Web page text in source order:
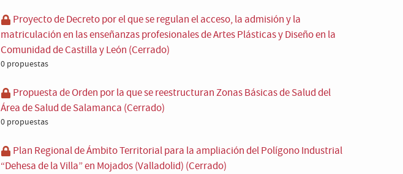
Proyecto de Decreto por el que se regulan el acceso, la admisión y la
matriculación en las enseñanzas profesionales de Artes Plásticas y Diseño en la
Comunidad de Castilla y León (Cerrado)
0 propuestas
Propuesta de Orden por la que se reestructuran Zonas Básicas de Salud del
Área de Salud de Salamanca (Cerrado)
0 propuestas
Plan Regional de Ámbito Territorial para la ampliación del Polígono Industrial
“Dehesa de la Villa” en Mojados (Valladolid) (Cerrado)